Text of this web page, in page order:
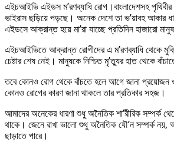
এইচআইভি এইডস ম’রণব্যাধি রোগ।বাংলাদেশসহ
ভাইরাস ছড়িয়ে পড়ছে। অনেক দেশে তা ভ’য়াবহ আকার
এইডসে আক্রান্ত হয়ে মা’রা যাচ্ছে প্রতিদিন হাজারো
এইচআইভিতে আক্রান্ত রোগীদের এ ম’রণব্যাধি থেকে মুক্তি
চেষ্টার শেষ নেই। মানুষকে নিশ্চিত মৃ’ত্যুর হাত থেকে
তবে কোনও রোগ থেকে বাঁচতে হলে আগে জানা
কোনও রোগের কারণ জানা থাকলে তার প্রতিকার সহজ।
আমাদের অনেকের ধারণা শুধু অনৈতিক শা’রীরিক
থাকে। জেনে রাখা ভালো শুধু অনৈতিক যৌ’ন সম্পর্ক
ছাড়াতে পারে।